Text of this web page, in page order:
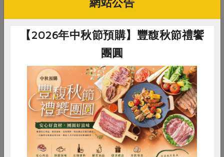
綠：所有蘋果都有可能成為蜜蘋果嗎？
惠此一品種的蘋果，因成長期較長及梨山的地理條
件，讓蘋果結蜜機率高。且花惠蘋果結蜜後口感依然
清脆，其他品種蘋果會需要成熟度更高才有機會結
蜜，因此口感會較鬆軟。
綠：蜜蘋果除了直接吃之外，還有哪些特殊料理可分
傑&筑：蜜蘋果很適合入菜，像是滷肉時可將蘿蔔換成
蜜蘋果，讓果酸幫助肉質軟化，除了口感更嫩，還會
惜食 RPET 食譜 減硝酸鹽
雞蛋 食安 共同購買
網站公告
【2026年中秋節預購】豐馥秋節禮饗
團圓